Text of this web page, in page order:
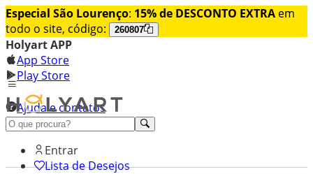
Especial São Lourenço: 15% de DESCONTO EXTRA em
todo o site, código:
260807
Holyart APP
App Store
Play Store
Ajuda e contatos
Conheça premium
Entrar
Lista de Desejos